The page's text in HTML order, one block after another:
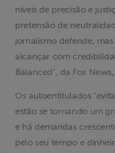
níveis de precisão e
pretensão de
jornalismo defende,
alcançar com
Balanced", da Fox
Os autoentitulados
estão se tornando um
e há demandas
pelo seu tempo e